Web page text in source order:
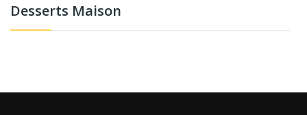
Desserts Maison